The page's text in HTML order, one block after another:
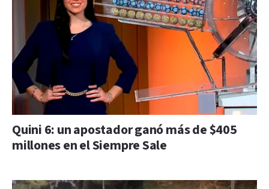
Quini 6: un apostador ganó más de $405
millones en el Siempre Sale